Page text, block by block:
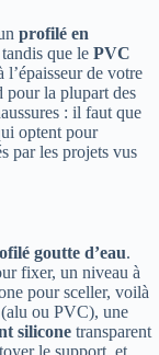
profilé en
que le PVC
de votre
pour la plupart des
: il faut que
optent pour
par les projets vus
goutte d’eau.
fixer, un niveau à
pour sceller, voilà
(alu ou PVC), une
silicone transparent